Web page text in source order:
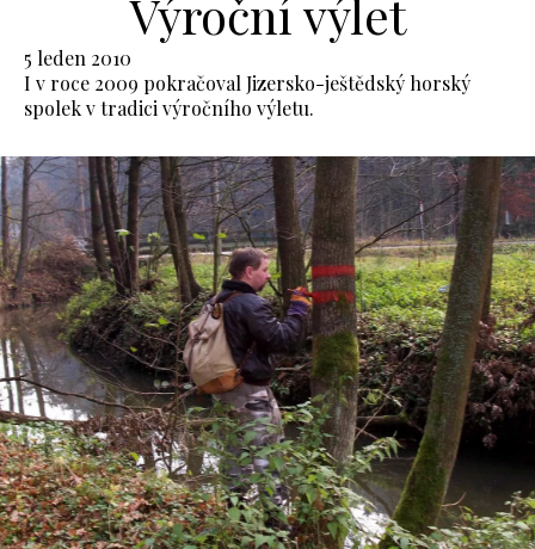
Výroční výlet
5 leden 2010
I v roce 2009 pokračoval Jizersko-ještědský horský
spolek v tradici výročního výletu.